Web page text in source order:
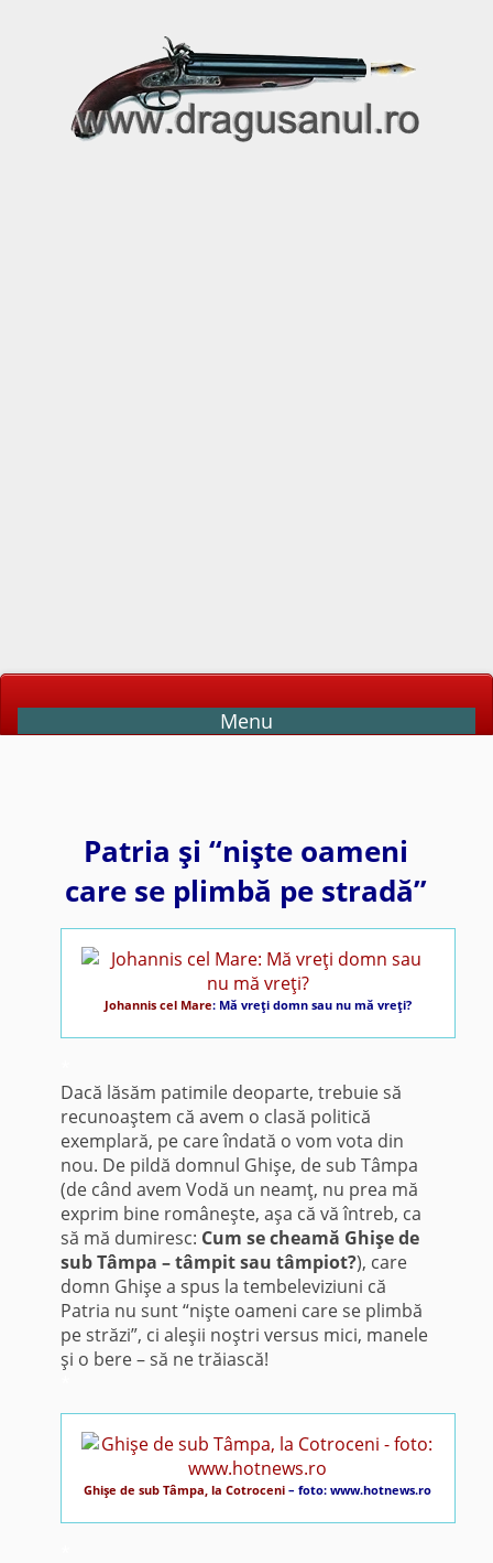
Menu
Patria şi “nişte oameni
care se plimbă pe stradă”
Johannis cel Mare: Mă vreţi domn sau nu mă vreţi?
Dacă lăsăm patimile deoparte, trebuie să
recunoaştem că avem o clasă politică
exemplară, pe care îndată o vom vota din
nou. De pildă domnul Ghişe, de sub Tâmpa
(de când avem Vodă un neamţ, nu prea mă
exprim bine româneşte, aşa că vă întreb, ca
să mă dumiresc: Cum se cheamă Ghişe de
sub Tâmpa – tâmpit sau tâmpiot?), care
domn Ghişe a spus la tembeleviziuni că
Patria nu sunt “nişte oameni care se plimbă
pe străzi”, ci aleşii noştri versus mici, manele
şi o bere – să ne trăiască!
Ghişe de sub Tâmpa, la Cotroceni – foto: www.hotnews.ro